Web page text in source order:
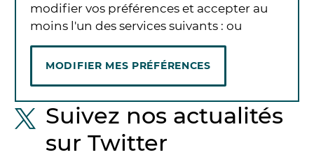
modifier vos préférences et accepter au
moins l'un des services suivants : ou
MODIFIER MES PRÉFÉRENCES
Suivez nos actualités
sur Twitter